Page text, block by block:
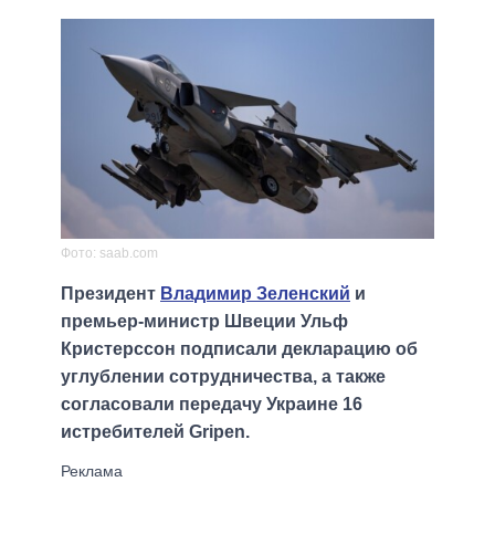
Фото: saab.com
Президент Владимир Зеленский и
премьер-министр Швеции Ульф
Кристерссон подписали декларацию об
углублении сотрудничества, а также
согласовали передачу Украине 16
истребителей Gripen.